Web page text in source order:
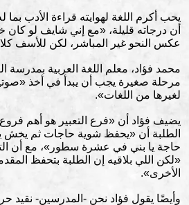
يحب أكرم اللغة لهوايته قراءة الأدب
أن درجاته قليلة، «مع إني شايف لو
عكس النحو غير المباشر، لكن للأسف
محمد فؤاد، معلم اللغة العربية
مرحلة صغيرة يجب أن يبدأ في أخذ
لغيرها من اللغات».
يضيف فؤاد أن «فرع التعبير هو أهم
الطلبة أن «يحفظ شوية حاجات ثم يخش
حاجة يا بني في عشرة سطور»، مع أن
«لكن اللي بلاقيه إن الطلبة بتحفظ
الأخرى».
وأيضًا يقول فؤاد نحن -المدرسين- نقيد